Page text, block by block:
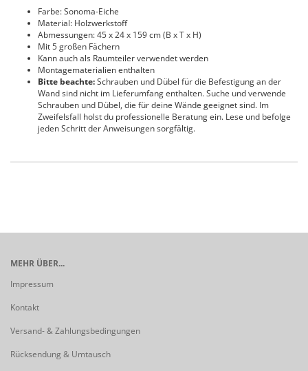
Farbe: Sonoma-Eiche
Material: Holzwerkstoff
Abmessungen: 45 x 24 x 159 cm (B x T x H)
Mit 5 großen Fächern
Kann auch als Raumteiler verwendet werden
Montagematerialien enthalten
Bitte beachte:Schrauben und Dübel für die Befestigung an der
Wand sind nicht im Lieferumfang enthalten. Suche und verwende
Schrauben und Dübel, die für deine Wände geeignet sind. Im
Zweifelsfall holst du professionelle Beratung ein. Lese und befolge
jeden Schritt der Anweisungen sorgfältig.
MEHR ÜBER...
Impressum
Kontakt
Versand- & Zahlungsbedingungen
Rücksendung & Umtausch